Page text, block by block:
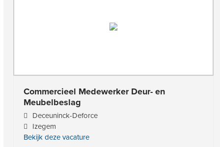
Commercieel Medewerker Deur- en
Meubelbeslag
Deceuninck-Deforce
Izegem
Bekijk deze vacature